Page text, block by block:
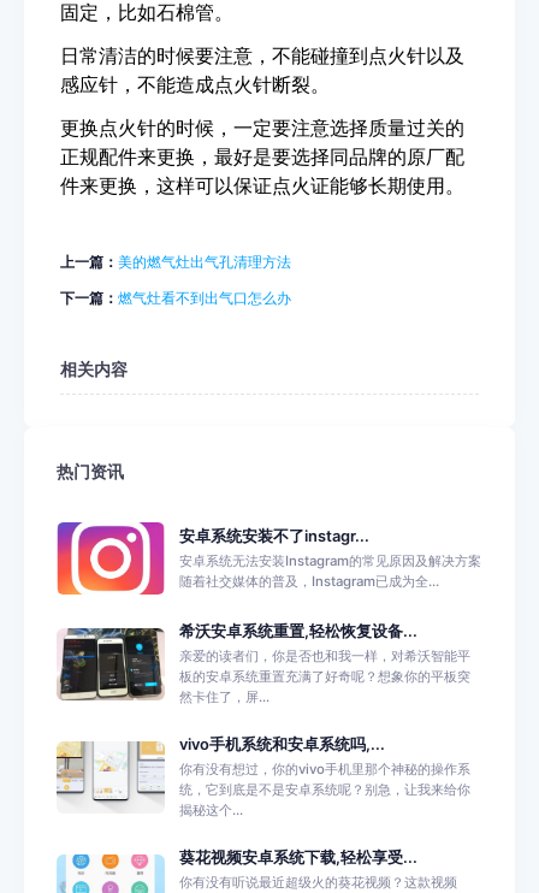
固定，比如石棉管。
日常清洁的时候要注意，不能碰撞到点火针以及
感应针，不能造成点火针断裂。
更换点火针的时候，一定要注意选择质量过关的
正规配件来更换，最好是要选择同品牌的原厂配
件来更换，这样可以保证点火证能够长期使用。
上一篇： 美的燃气灶出气孔清理方法
下一篇： 燃气灶看不到出气口怎么办
相关内容
热门资讯
安卓系统安装不了instagr...
安卓系统无法安装Instagram的常见原因及解决方案
随着社交媒体的普及，Instagram已成为全...
希沃安卓系统重置,轻松恢复设备...
亲爱的读者们，你是否也和我一样，对希沃智能平
板的安卓系统重置充满了好奇呢？想象你的平板突
然卡住了，屏...
vivo手机系统和安卓系统吗,...
你有没有想过，你的vivo手机里那个神秘的操作系
统，它到底是不是安卓系统呢？别急，让我来给你
揭秘这个...
葵花视频安卓系统下载,轻松享受...
你有没有听说最近超级火的葵花视频？这款视频